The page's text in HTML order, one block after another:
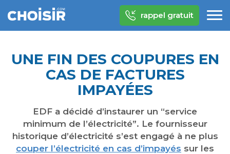
rappel gratuit
UNE FIN DES COUPURES EN
CAS DE FACTURES
IMPAYÉES
EDF a décidé d’instaurer un “service
minimum de l’électricité”. Le fournisseur
historique d’électricité s’est engagé à ne plus
couper l’électricité en cas d’impayés sur les